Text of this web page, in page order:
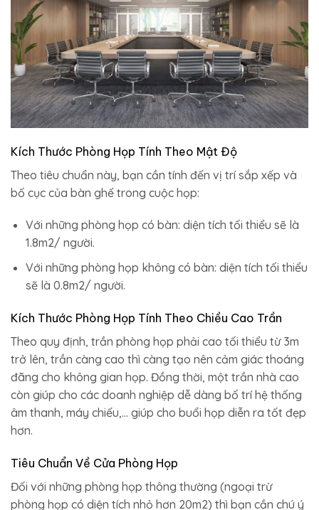
Kích Thước Phòng Họp Tính Theo Mật Độ
Theo tiêu chuẩn này, bạn cần tính đến vị trí sắp xếp và
bố cục của bàn ghế trong cuộc họp:
Với những phòng họp có bàn: diện tích tối thiểu sẽ là
1.8m2/ người.
Với những phòng họp không có bàn: diện tích tối thiểu
sẽ là 0.8m2/ người.
Kích Thước Phòng Họp Tính Theo Chiều Cao Trần
Theo quy định, trần phòng họp phải cao tối thiểu từ 3m
trở lên, trần càng cao thì càng tạo nên cảm giác thoáng
đãng cho không gian họp. Đồng thời, một trần nhà cao
còn giúp cho các doanh nghiệp dễ dàng bố trí hệ thống
âm thanh, máy chiếu,… giúp cho buổi họp diễn ra tốt đẹp
hơn.
Tiêu Chuẩn Về Cửa Phòng Họp
Đối với những phòng họp thông thường (ngoại trừ
phòng họp có diện tích nhỏ hơn 20m2) thì bạn cần chú ý